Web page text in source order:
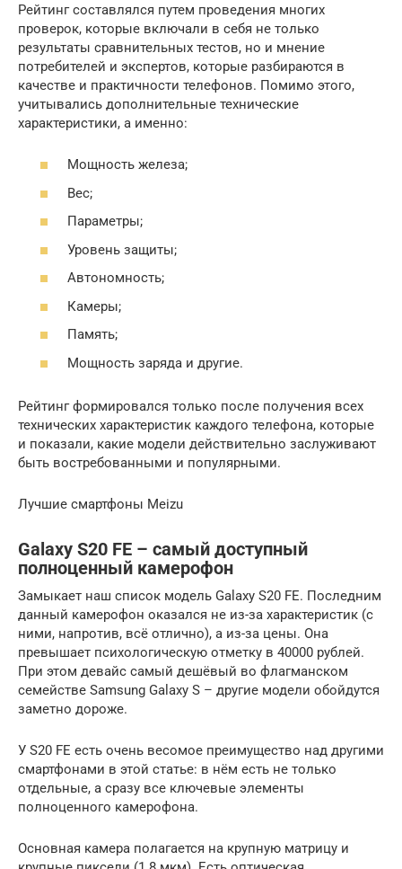
Рейтинг составлялся путем проведения многих
проверок, которые включали в себя не только
результаты сравнительных тестов, но и мнение
потребителей и экспертов, которые разбираются в
качестве и практичности телефонов. Помимо этого,
учитывались дополнительные технические
характеристики, а именно:
Мощность железа;
Вес;
Параметры;
Уровень защиты;
Автономность;
Камеры;
Память;
Мощность заряда и другие.
Рейтинг формировался только после получения всех
технических характеристик каждого телефона, которые
и показали, какие модели действительно заслуживают
быть востребованными и популярными.
Лучшие смартфоны Meizu
Galaxy S20 FE – самый доступный
полноценный камерофон
Замыкает наш список модель Galaxy S20 FE. Последним
данный камерофон оказался не из-за характеристик (с
ними, напротив, всё отлично), а из-за цены. Она
превышает психологическую отметку в 40000 рублей.
При этом девайс самый дешёвый во флагманском
семействе Samsung Galaxy S – другие модели обойдутся
заметно дороже.
У S20 FE есть очень весомое преимущество над другими
смартфонами в этой статье: в нём есть не только
отдельные, а сразу все ключевые элементы
полноценного камерофона.
Основная камера полагается на крупную матрицу и